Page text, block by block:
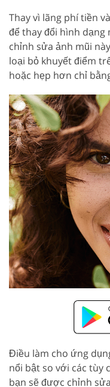
Thay vì lãng phí tiền
để thay đổi hình
chỉnh sửa ảnh mũi
loại bỏ khuyết điểm
hoặc hẹp hơn chỉ
Điều làm cho ứng
nổi bật so với các tùy
bạn sẽ được chỉnh